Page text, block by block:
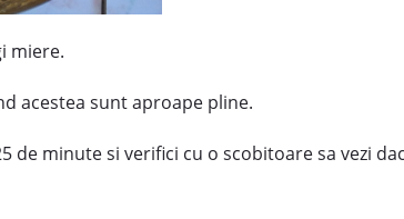
miere.
acestea sunt aproape pline.
de minute si verifici cu o scobitoare sa vezi